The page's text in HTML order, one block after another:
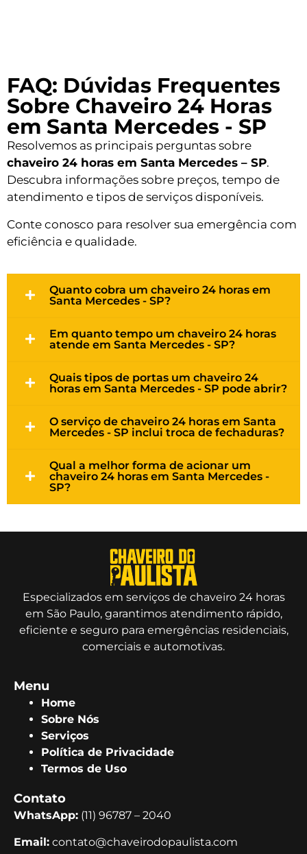
FAQ: Dúvidas Frequentes
Sobre Chaveiro 24 Horas
em Santa Mercedes - SP
Resolvemos as principais perguntas sobre
chaveiro 24 horas em Santa Mercedes – SP.
Descubra informações sobre preços, tempo de
atendimento e tipos de serviços disponíveis.
Conte conosco para resolver sua emergência com
eficiência e qualidade.
Quanto cobra um chaveiro 24 horas em
Santa Mercedes - SP?
Em quanto tempo um chaveiro 24 horas
atende em Santa Mercedes - SP?
Quais tipos de portas um chaveiro 24
horas em Santa Mercedes - SP pode abrir?
O serviço de chaveiro 24 horas em Santa
Mercedes - SP inclui troca de fechaduras?
Qual a melhor forma de acionar um
chaveiro 24 horas em Santa Mercedes -
SP?
Especializados em serviços de chaveiro 24 horas
em São Paulo, garantimos atendimento rápido,
eficiente e seguro para emergências residenciais,
comerciais e automotivas.
Menu
Home
Sobre Nós
Serviços
Política de Privacidade
Termos de Uso
Contato
WhatsApp: (11) 96787 – 2040
Email: contato@chaveirodopaulista.com